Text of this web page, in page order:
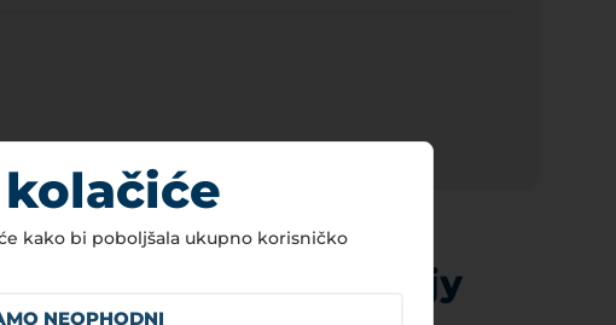
и увече на подручју
kako bi poboljšala ukupno korisničko
NEOPHODNI